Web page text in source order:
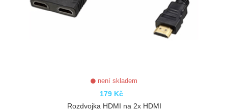
není skladem
179 Kč
Rozdvojka HDMI na 2x HDMI